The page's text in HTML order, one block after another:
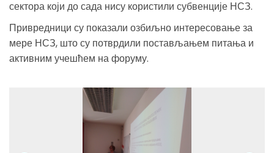
сектора који до сада нису користили субвенције НСЗ.
Привредници су показали озбиљно интересовање за
мере НСЗ, што су потврдили постављањем питања и
активним учешћем на форуму.